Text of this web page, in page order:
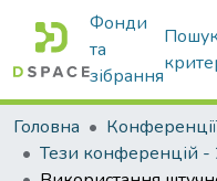
Фонди
та
зібрання
Головна
Тези конференцій -